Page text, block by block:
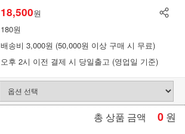
18,500원
180원
배송비 3,000원 (50,000원 이상 구매 시 무료)
오후 2시 이전 결제 시 당일출고 (영업일 기준)
총 상품 금액 0 원